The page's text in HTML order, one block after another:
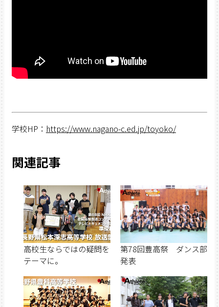
学校HP： https://www.nagano-c.ed.jp/toyoko/
関連記事
高校生ならではの疑問を
テーマに。
第78回豊高祭 ダンス部
発表